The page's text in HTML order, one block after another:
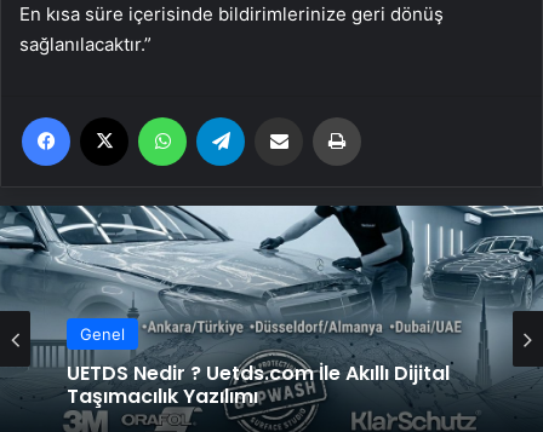
En kısa süre içerisinde bildirimlerinize geri dönüş
sağlanılacaktır.”
Facebook WhatsApp Email'den paylaş
Genel
Genel
Yeni Dünya Düzensizliği Çağında Türk Dış
Politikası ve Hakan Fidan Faktörü